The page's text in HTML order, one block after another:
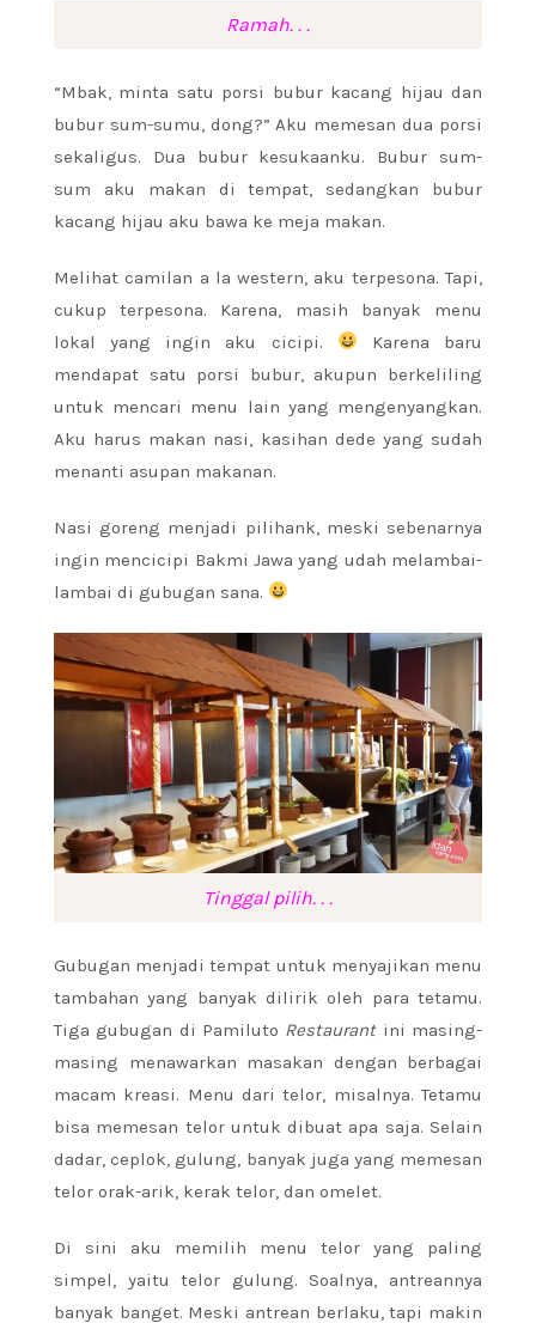
Ramah. . .
“Mbak, minta satu porsi bubur kacang hijau dan
bubur sum-sumu, dong?” Aku memesan dua porsi
sekaligus. Dua bubur kesukaanku. Bubur sum-
sum aku makan di tempat, sedangkan bubur
kacang hijau aku bawa ke meja makan.
Melihat camilan a la western, aku terpesona. Tapi,
cukup terpesona. Karena, masih banyak menu
lokal yang ingin aku cicipi.
Karena baru
mendapat satu porsi bubur, akupun berkeliling
untuk mencari menu lain yang mengenyangkan.
Aku harus makan nasi, kasihan dede yang sudah
menanti asupan makanan.
Nasi goreng menjadi pilihank, meski sebenarnya
ingin mencicipi Bakmi Jawa yang udah melambai-
lambai di gubugan sana.
Tinggal pilih. . .
Gubugan menjadi tempat untuk menyajikan menu
tambahan yang banyak dilirik oleh para tetamu.
Tiga gubugan di Pamiluto Restaurantini masing-
masing menawarkan masakan dengan berbagai
macam kreasi. Menu dari telor, misalnya. Tetamu
bisa memesan telor untuk dibuat apa saja. Selain
dadar, ceplok, gulung, banyak juga yang memesan
telor orak-arik, kerak telor, dan omelet.
Di sini aku memilih menu telor yang paling
simpel, yaitu telor gulung. Soalnya, antreannya
banyak banget. Meski antrean berlaku, tapi makin